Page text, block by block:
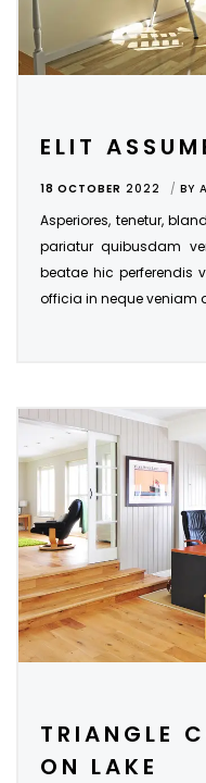
ELIT
18 OCTOBER 2022 BY
Asperiores, tenetur,
pariatur quibusdam
beatae hic perferendis
officia in neque veniam
TRIANGLE
ON LAKE